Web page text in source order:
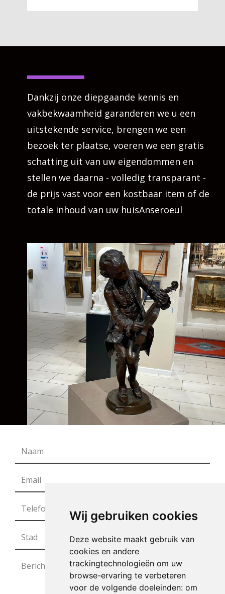
Wij gebruiken cookies
Deze website maakt gebruik van
cookies en andere
trackingtechnologieën om uw
browse-ervaring te verbeteren
voor de volgende doeleinden: om
Dankzij onze diepgaande kennis en
vakbekwaamheid garanderen we u een
uitstekende service, brengen we een
bezoek ter plaatse, voeren we een gratis
schatting uit van uw eigendommen en
stellen we daarna - volledig transparant -
de prijs vast voor een kostbaar item of de
totale inhoud van uw huisAnseroeul